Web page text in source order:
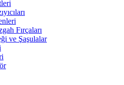
Fırçaları
ve Şaşulalar